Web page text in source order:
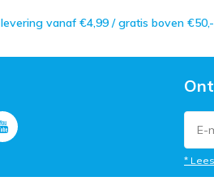
levering vanaf €4,99 / gratis boven €50,-
*